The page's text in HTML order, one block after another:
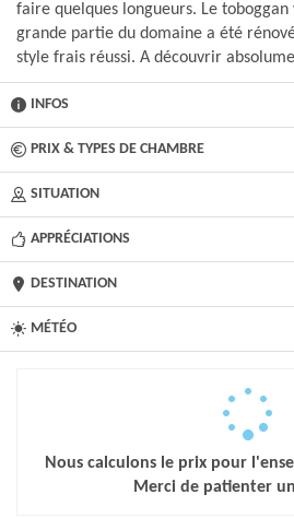
faire quelques longueurs. Le toboggan
grande partie du domaine a été
style frais réussi. A découvrir
INFOS
PRIX & TYPES DE CHAMBRE
SITUATION
APPRÉCIATIONS
DESTINATION
MÉTÉO
Nous calculons le prix pour
Merci de patienter